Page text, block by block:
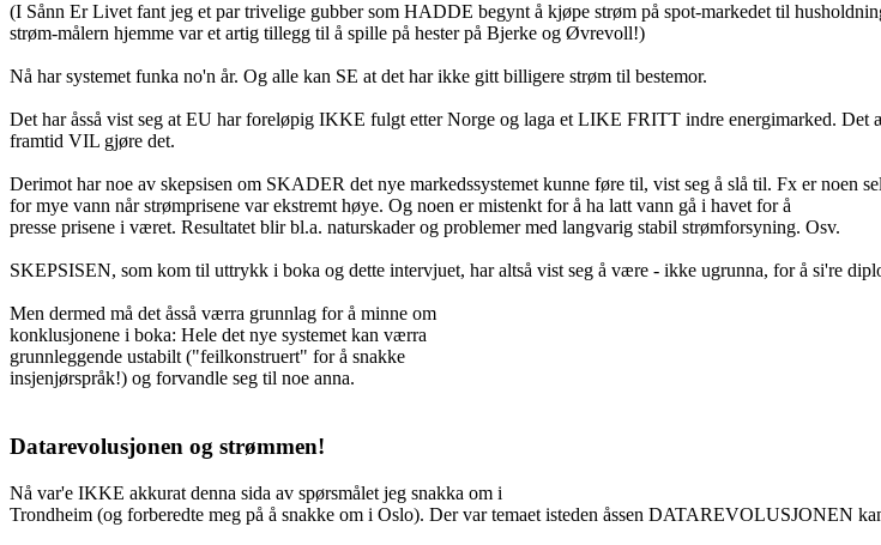
(I Sånn Er Livet fant jeg et par trivelige gubber som HADDE begynt å kjøpe strøm på spot-markedet til
strøm-målern hjemme var et artig tillegg til å spille på hester på Bjerke og Øvrevoll!)
Nå har systemet funka no'n år. Og alle kan SE at det har ikke gitt billigere strøm til bestemor.
Det har åsså vist seg at EU har foreløpig IKKE fulgt etter Norge og laga et LIKE FRITT indre energimarked.
framtid VIL gjøre det.
Derimot har noe av skepsisen om SKADER det nye markedssystemet kunne føre til, vist seg å slå til. Fx er
for mye vann når strømprisene var ekstremt høye. Og noen er mistenkt for å ha latt vann gå i havet for å
presse prisene i været. Resultatet blir bl.a. naturskader og problemer med langvarig stabil strømforsyning. Osv.
SKEPSISEN, som kom til uttrykk i boka og dette intervjuet, har altså vist seg å være - ikke ugrunna, for å si're
Men dermed må det åsså værra grunnlag for å minne om
konklusjonene i boka: Hele det nye systemet kan værra
grunnleggende ustabilt ("feilkonstruert" for å snakke
insjenjørspråk!) og forvandle seg til noe anna.
Datarevolusjonen og strømmen!
Nå var'e IKKE akkurat denna sida av spørsmålet jeg snakka om i
Trondheim (og forberedte meg på å snakke om i Oslo). Der var temaet isteden åssen DATAREVOLUSJONEN